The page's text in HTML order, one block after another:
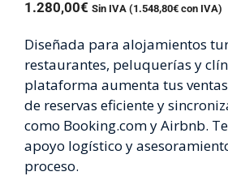
1.280,00€ Sin IVA (1.548,80€ con IVA)
Diseñada para alojamientos
restaurantes, peluquerías y
plataforma aumenta tus
de reservas eficiente y
como Booking.com y Airbnb.
apoyo logístico y
proceso.